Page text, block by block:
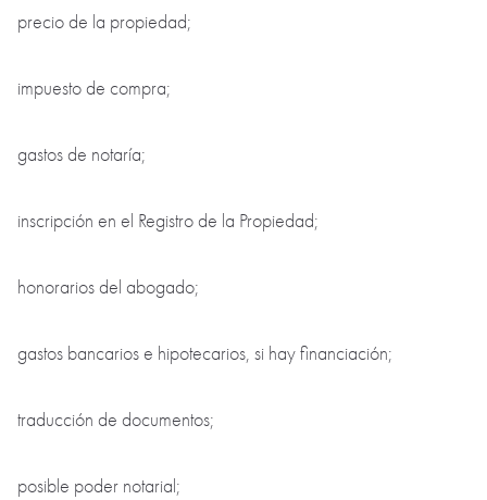
precio de la propiedad;
impuesto de compra;
gastos de notaría;
inscripción en el Registro de la Propiedad;
honorarios del abogado;
gastos bancarios e hipotecarios, si hay financiación;
traducción de documentos;
posible poder notarial;